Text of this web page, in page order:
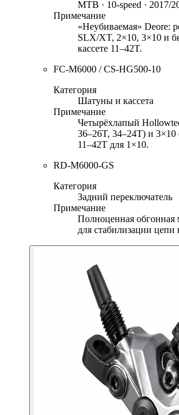
MTB · 10-speed · 2017/
Примечание
«Неубиваемая» Deore:
SLX/XT, 2×10, 3×10 и
кассете 11–42T.
FC-M6000 / CS-HG500-10
Категория
Шатуны и кассета
Примечание
Четырёхлапый
36–26T, 34–24T) и 3×10
11–42T для 1×10.
RD-M6000-GS
Категория
Задний переключатель
Примечание
Полноценная обгонная
для стабилизации цепи